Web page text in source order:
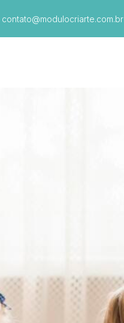
contato@modulocriarte.com.br